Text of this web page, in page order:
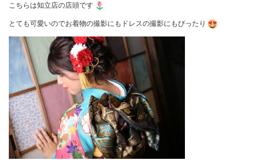
こちらは知立店の店頭です
とても可愛いのでお着物の撮影にもドレスの撮影にもぴったり